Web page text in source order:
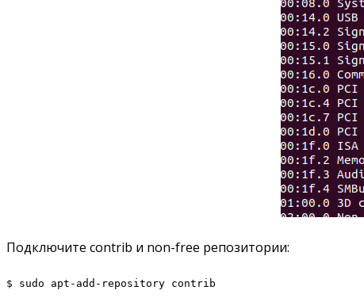
Подключите contrib и non-free репозитории:
$ sudo apt-add-repository contrib